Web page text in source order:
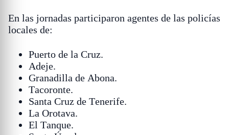
En las jornadas participaron agentes de las policías
locales de:
Puerto de la Cruz.
Adeje.
Granadilla de Abona.
Tacoronte.
Santa Cruz de Tenerife.
La Orotava.
El Tanque.